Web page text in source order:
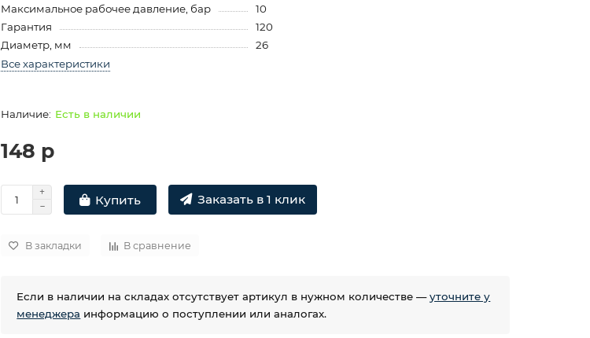
Максимальное рабочее давление, бар
10
Гарантия
120
Диаметр, мм
26
Все характеристики
Есть в наличии
148 р
Купить Заказать в 1 клик
В закладки В сравнение
Если в наличии на складах отсутствует артикул в нужном количестве —уточните у
менеджера информацию о поступлении или аналогах.